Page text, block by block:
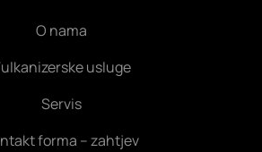
O nama
usluge
Servis
forma – zahtjev